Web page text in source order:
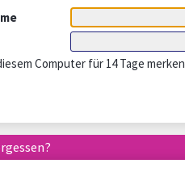
Computer für 14 Tage merken